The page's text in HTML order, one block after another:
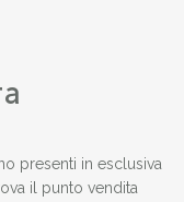
presenti in esclusiva
il punto vendita